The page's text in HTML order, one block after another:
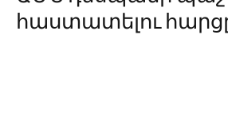
հաստատելու